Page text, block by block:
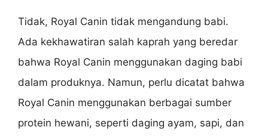
Tidak, Royal Canin tidak mengandung babi.
Ada kekhawatiran salah kaprah yang beredar
bahwa Royal Canin menggunakan daging babi
dalam produknya. Namun, perlu dicatat bahwa
Royal Canin menggunakan berbagai sumber
protein hewani, seperti daging ayam, sapi, dan